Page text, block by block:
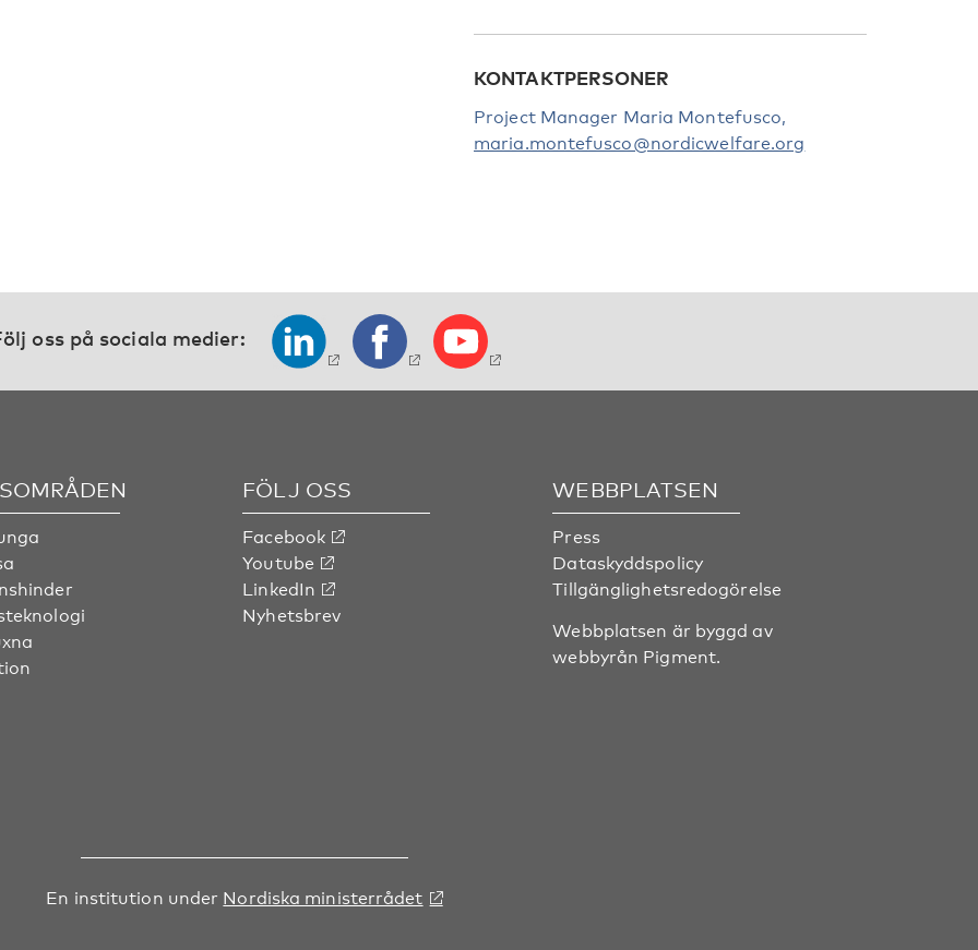
KONTAKTPERSONER
Project Manager Maria Montefusco,
maria.montefusco@nordicwelfare.org
oss på sociala medier:
FÖLJ OSS
Facebook
Youtube
LinkedIn
Nyhetsbrev
WEBBPLATSEN
Press
Dataskyddspolicy
Tillgänglighetsredogörelse
Webbplatsen är byggd av
webbyrån Pigment.
En institution under Nordiska ministerrådet